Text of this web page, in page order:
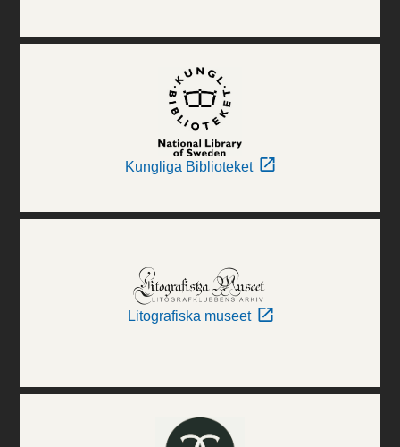
Kungliga Biblioteket
Litografiska museet